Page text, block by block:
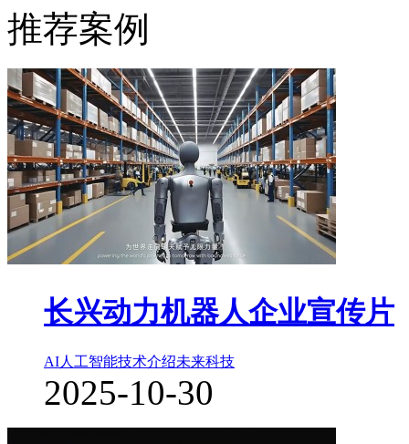
推荐案例
长兴动力机器人企业宣传片
AI人工智能技术介绍未来科技
2025-10-30